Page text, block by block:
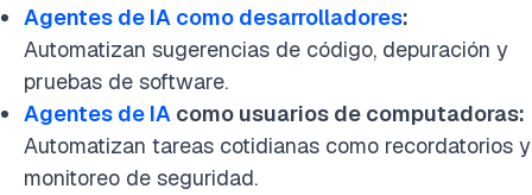
Agentes de IA como desarrolladores:
Automatizan sugerencias de código, depuración y
pruebas de software.
Agentes de IA como usuarios de computadoras:
Automatizan tareas cotidianas como recordatorios y
monitoreo de seguridad.